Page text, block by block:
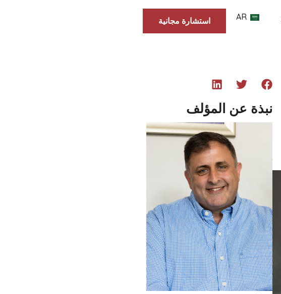
AR استشارة مجانية
نبذة عن المؤلف